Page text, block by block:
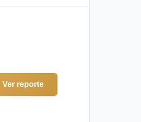
Ver reporte